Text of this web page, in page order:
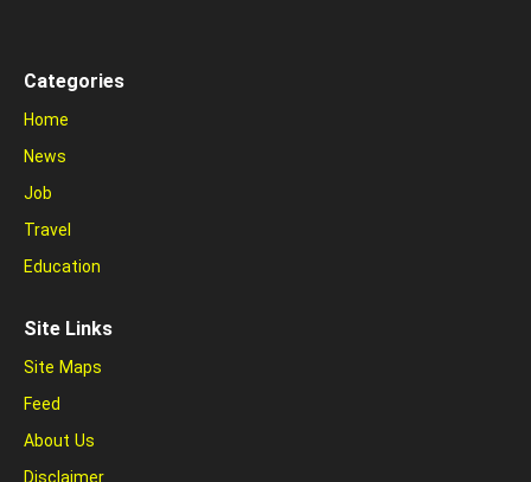
Categories
Home
News
Job
Travel
Education
Site Links
Site Maps
Feed
About Us